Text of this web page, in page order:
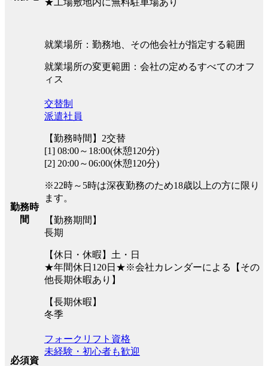
就業場所：勤務地、その他会社が指定する範囲
就業場所の変更範囲：会社の定めるすべてのオフ
ィス
勤務時
間
交替制
派遣社員
【勤務時間】2交替
[1] 08:00～18:00(休憩120分)
[2] 20:00～06:00(休憩120分)
※22時～5時は深夜勤務のため18歳以上の方に限り
ます。
【勤務期間】
長期
【休日・休暇】土・日
★年間休日120日★※会社カレンダーによる【その
他長期休暇あり】
【長期休暇】
冬季
必須資
フォークリフト資格
未経験・初心者も歓迎